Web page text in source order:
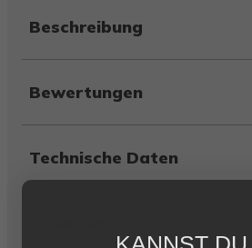
Beschreibung
Bewertungen
Technische Daten